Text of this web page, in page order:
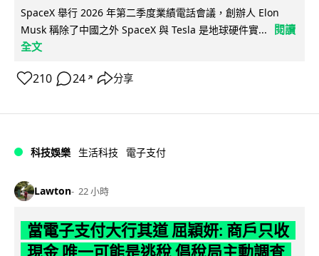
SpaceX 舉行 2026 年第二季度業績電話會議，創辦人 Elon
Musk 稱除了中國之外 SpaceX 與 Tesla 是地球硬件實...
閱讀
全文
210 24 ↗ 分享
科技娛樂 生活科技 電子支付
Lawton 22 小時
當電子支付大行其道 屈穎妍: 商戶只收
現金 唯一可能是逃稅 倡稅局主動調查